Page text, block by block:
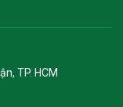
TP. HCM